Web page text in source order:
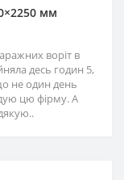
мм
воріт в
десь годин 5,
не один день
цю фірму. А